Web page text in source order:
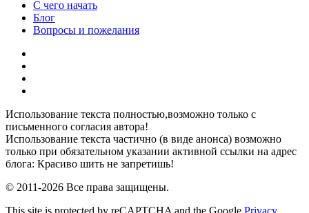
С чего начать
Блог
Вопросы и пожелания
Использование текста полностью,возможно только с
письменного согласия автора!
Использование текста частично (в виде анонса) возможно
только при обязательном указании активной ссылки на адрес
блога: Красиво шить не запретишь!
© 2011-2026 Все права защищены.